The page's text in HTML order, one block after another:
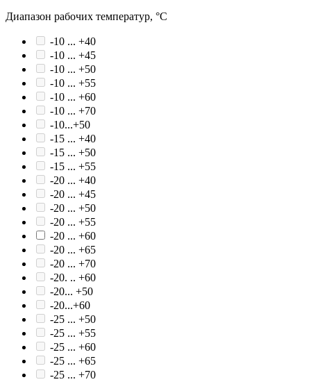
Диапазон рабочих температур, °С
-10 ... +40
-10 ... +45
-10 ... +50
-10 ... +55
-10 ... +60
-10 ... +70
-10...+50
-15 ... +40
-15 ... +50
-15 ... +55
-20 ... +40
-20 ... +45
-20 ... +50
-20 ... +55
-20 ... +60
-20 ... +65
-20 ... +70
-20. .. +60
-20... +50
-20...+60
-25 ... +50
-25 ... +55
-25 ... +60
-25 ... +65
-25 ... +70